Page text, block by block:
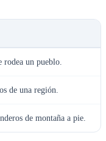
rodea un pueblo.
de una región.
de montaña a pie.